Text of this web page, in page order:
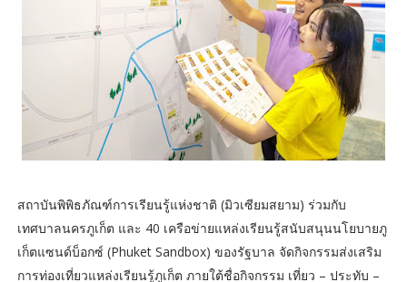
สถาบันพิพิธภัณฑ์การเรียนรู้แห่งชาติ (มิวเซียมสยาม) ร่วมกับ
เทศบาลนครภูเก็ต และ 40 เครือข่ายแหล่งเรียนรู้สนับสนุนนโยบายภู
เก็ตแซนด์บ็อกซ์ (Phuket Sandbox) ของรัฐบาล จัดกิจกรรมส่งเสริม
การท่องเที่ยวแหล่งเรียนรู้ภูเก็ต ภายใต้ชื่อกิจกรรม เที่ยว – ประทับ –